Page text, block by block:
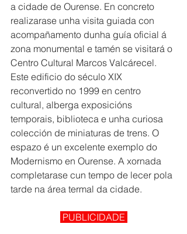
a cidade de Ourense. En concreto
realizarase unha visita guiada con
acompañamento dunha guía oficial á
zona monumental e tamén se visitará o
Centro Cultural Marcos Valcárecel.
Este edificio do século XIX
reconvertido no 1999 en centro
cultural, alberga exposicións
temporais, biblioteca e unha curiosa
colección de miniaturas de trens. O
espazo é un excelente exemplo do
Modernismo en Ourense. A xornada
completarase cun tempo de lecer pola
tarde na área termal da cidade.
PUBLICIDADE